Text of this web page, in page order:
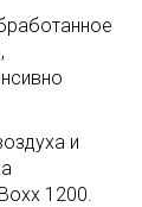
и
1200.